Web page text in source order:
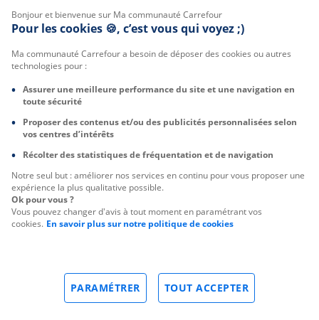
Bonjour et bienvenue sur Ma communauté Carrefour
Pour les cookies 🍪, c’est vous qui voyez ;)
Ma communauté Carrefour a besoin de déposer des cookies ou autres
technologies pour :
Assurer une meilleure performance du site et une navigation en
toute sécurité
Proposer des contenus et/ou des publicités personnalisées selon
vos centres d’intérêts
Récolter des statistiques de fréquentation et de navigation
Notre seul but : améliorer nos services en continu pour vous proposer une
expérience la plus qualitative possible.
Ok pour vous ?
Vous pouvez changer d'avis à tout moment en paramétrant vos
cookies. En savoir plus sur notre politique de cookies
TOUT ACCEPTER
PARAMÉTRER